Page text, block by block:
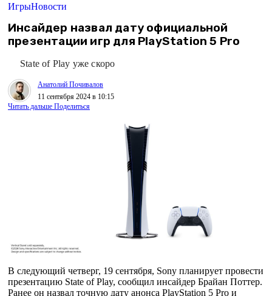
ИгрыНовости
Инсайдер назвал дату официальной
презентации игр для PlayStation 5 Pro
State of Play уже скоро
Анатолий Почивалов
11 сентября 2024 в 10:15
Читать дальше Поделиться
В следующий четверг, 19 сентября, Sony планирует провести
презентацию State of Play, сообщил инсайдер Брайан Поттер.
Ранее он назвал точную дату анонса PlayStation 5 Pro и